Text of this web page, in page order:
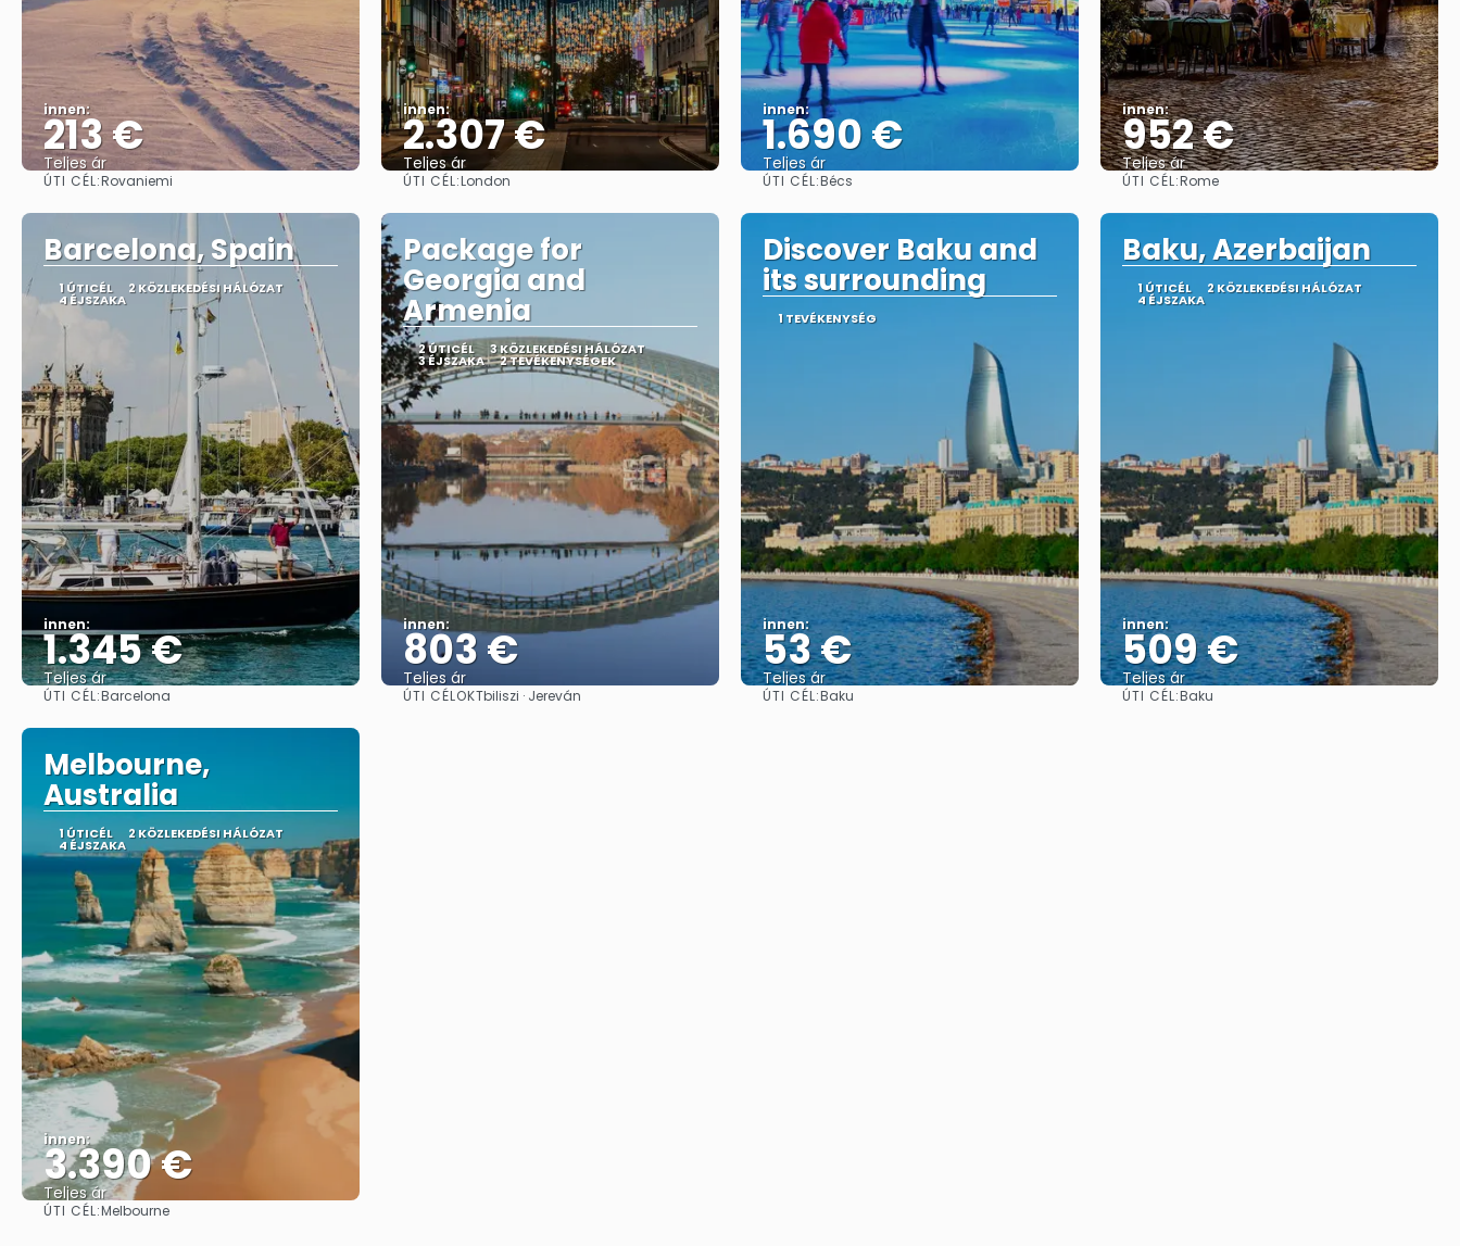
innen:
213 €
Teljes ár
Megnézem
ÚTI CÉL:Rovaniemi
innen:
2.307 €
Teljes ár
Megnézem
ÚTI CÉL:London
innen:
1.690 €
Teljes ár
ÚTI CÉL:Bécs
innen:
952 €
Teljes ár
ÚTI CÉL:Rome
Barcelona, Spain
1 ÚTICÉL 2 KÖZLEKEDÉSI HÁLÓZAT
4 ÉJSZAKA
innen:
1.345 €
Teljes ár
Megnézem
ÚTI CÉL:Barcelona
Package for
Georgia and
Armenia
2 ÚTICÉL 3 KÖZLEKEDÉSI HÁLÓZAT
3 ÉJSZAKA 2 TEVÉKENYSÉGEK
innen:
803 €
Teljes ár
Megnézem
ÚTI CÉLOKTbiliszi · Jereván
Discover Baku and
its surrounding
1 TEVÉKENYSÉG
innen:
53 €
Teljes ár
ÚTI CÉL:Baku
Baku, Azerbaijan
1 ÚTICÉL 2 KÖZLEKEDÉSI HÁLÓZAT
4 ÉJSZAKA
innen:
509 €
Teljes ár
ÚTI CÉL:Baku
Melbourne,
Australia
1 ÚTICÉL 2 KÖZLEKEDÉSI HÁLÓZAT
4 ÉJSZAKA
innen:
3.390 €
Teljes ár
Megnézem
ÚTI CÉL:Melbourne